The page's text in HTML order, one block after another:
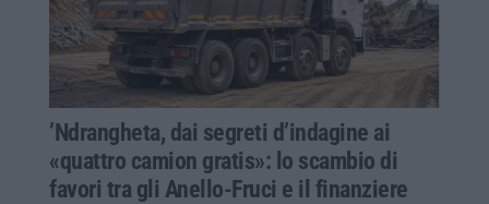
’Ndrangheta, dai segreti d’indagine ai
«quattro camion gratis»: lo scambio di
favori tra gli Anello-Fruci e il finanziere